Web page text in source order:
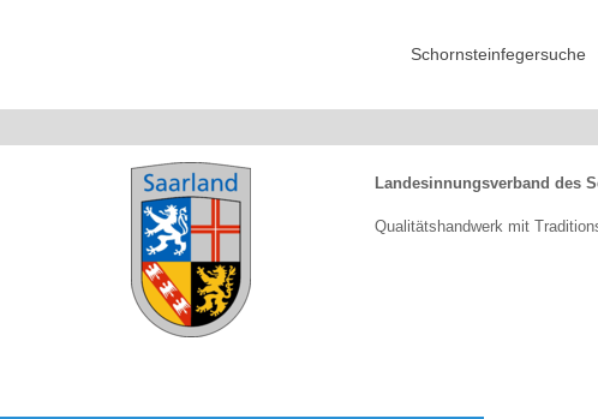
Schornsteinfegersuche
Landesinnungsverband des
Qualitätshandwerk mit